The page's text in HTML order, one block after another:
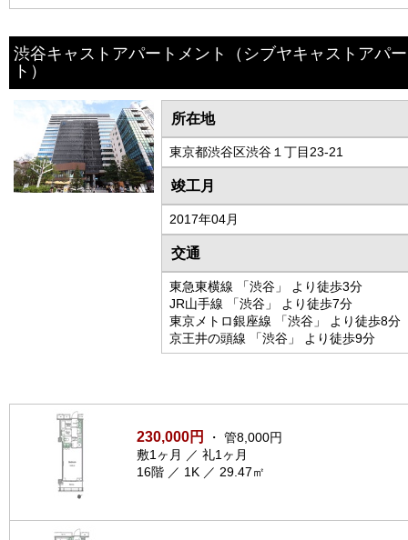
渋谷キャストアパートメント
（シブヤキャストアパ
ト）
所在地
東京都渋谷区渋谷１丁目23-21
竣工月
2017年04月
交通
東急東横線 「渋谷」 より徒歩3分
JR山手線 「渋谷」 より徒歩7分
東京メトロ銀座線 「渋谷」 より徒歩8分
京王井の頭線 「渋谷」 より徒歩9分
230,000円
・ 管8,000円
敷1ヶ月 ／ 礼1ヶ月
16階 ／ 1K ／ 29.47㎡